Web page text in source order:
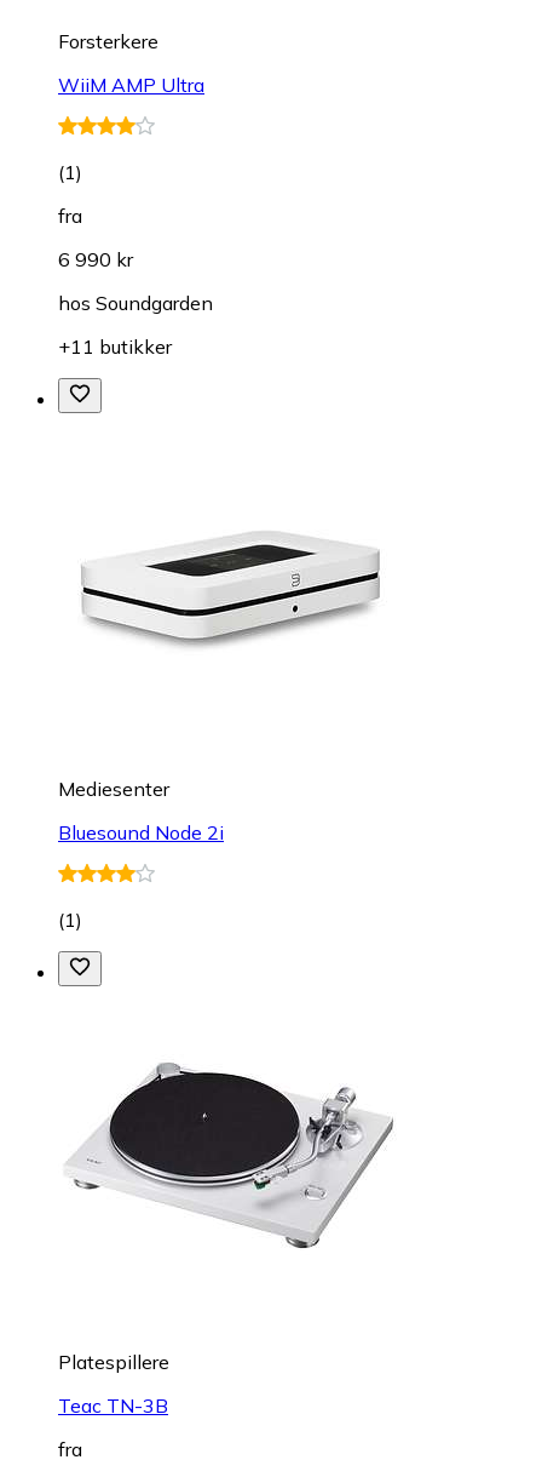
Forsterkere
WiiM AMP Ultra
(1)
fra
6 990 kr
hos Soundgarden
+11 butikker
Mediesenter
Bluesound Node 2i
(1)
Platespillere
Teac TN-3B
fra